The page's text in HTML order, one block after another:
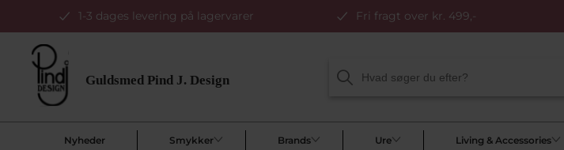
1-3 dages levering på lagervarer Fri fragt over kr. 499,-
Nyheder Smykker Brands Ure Living & Accessories